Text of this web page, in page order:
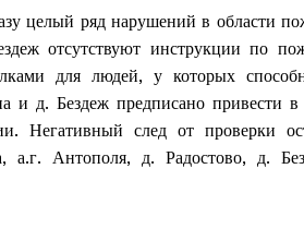
целый ряд нарушений в области
отсутствуют инструкции по
для людей, у которых
и д. Бездеж предписано привести в
Негативный след от проверки
а.г. Антополя, д. Радостово, д.